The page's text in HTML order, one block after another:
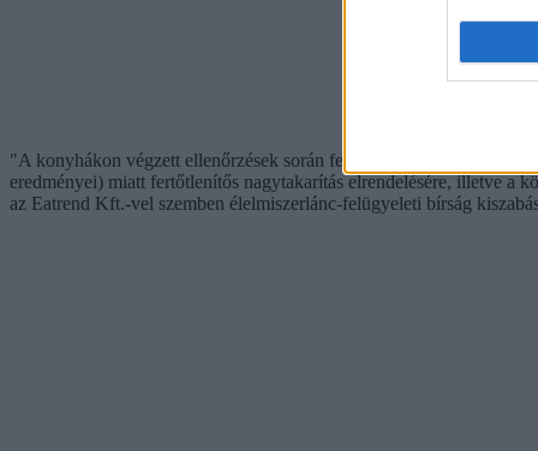
"A konyhákon végzett ellenőrzések során feltárt hiányosságok
eredményei) miatt fertőtlenítős nagytakarítás elrendelésére, illetve a
az Eatrend Kft.-vel szemben élelmiszerlánc-felügyeleti bírság